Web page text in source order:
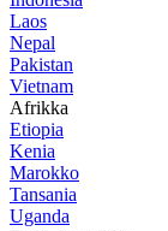
Laos
Nepal
Pakistan
Vietnam
Afrikka
Etiopia
Kenia
Marokko
Tansania
Uganda